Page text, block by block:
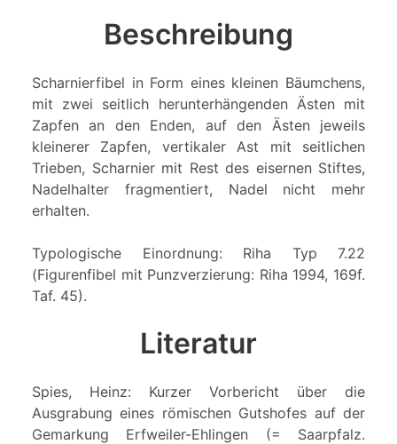
Beschreibung
Scharnierfibel in Form eines kleinen Bäumchens,
mit zwei seitlich herunterhängenden Ästen mit
Zapfen an den Enden, auf den Ästen jeweils
kleinerer Zapfen, vertikaler Ast mit seitlichen
Trieben, Scharnier mit Rest des eisernen Stiftes,
Nadelhalter fragmentiert, Nadel nicht mehr
erhalten.
Typologische Einordnung: Riha Typ 7.22
(Figurenfibel mit Punzverzierung: Riha 1994, 169f.
Taf. 45).
Literatur
Spies, Heinz: Kurzer Vorbericht über die
Ausgrabung eines römischen Gutshofes auf der
Gemarkung Erfweiler-Ehlingen (= Saarpfalz.